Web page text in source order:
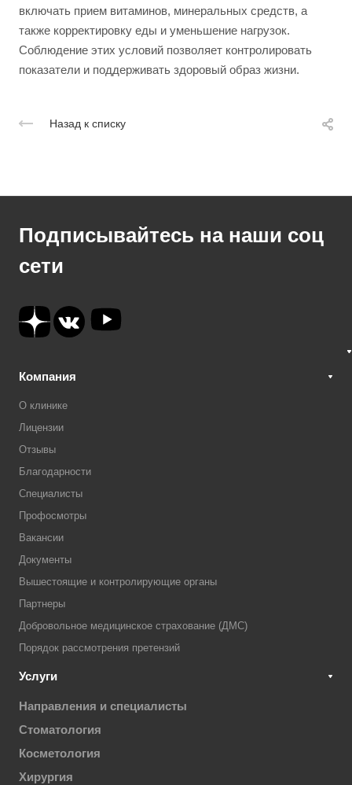
включать прием витаминов, минеральных средств, а
также корректировку еды и уменьшение нагрузок.
Соблюдение этих условий позволяет контролировать
показатели и поддерживать здоровый образ жизни.
Назад к списку
Подписывайтесь на наши соц
сети
Компания
О клинике
Лицензии
Отзывы
Благодарности
Специалисты
Профосмотры
Вакансии
Документы
Вышестоящие и контролирующие органы
Партнеры
Добровольное медицинское страхование (ДМС)
Порядок рассмотрения претензий
Услуги
Направления и специалисты
Стоматология
Косметология
Хирургия